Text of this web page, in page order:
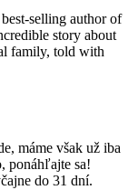
selling author of
story about
family, told with
máme však už iba
ponáhľajte sa!
do 31 dní.